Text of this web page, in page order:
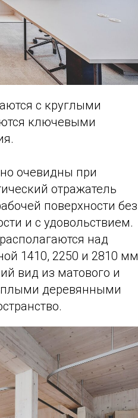
с круглыми
ключевыми
очевидны при
отражатель
поверхности без
и с удовольствием.
над
1410, 2250 и 2810 мм
вид из матового и
деревянными